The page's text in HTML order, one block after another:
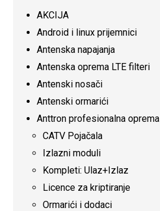
AKCIJA
Android i linux prijemnici
Antenska napajanja
Antenska oprema LTE filteri
Antenski nosači
Antenski ormarići
Anttron profesionalna oprema
CATV Pojačala
Izlazni moduli
Kompleti: Ulaz+Izlaz
Licence za kriptiranje
Ormarići i dodaci